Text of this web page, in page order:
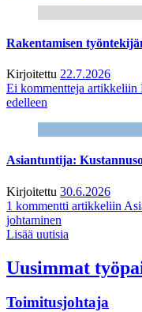
Rakentamisen
Kirjoitettu 22.7.2026
Ei kommentteja artikkeliin
edelleen
Asiantuntija:
Kirjoitettu 30.6.2026
1 kommentti artikkeliin
johtaminen
Lisää uutisia
Uusimmat
Toimitusjohtaja